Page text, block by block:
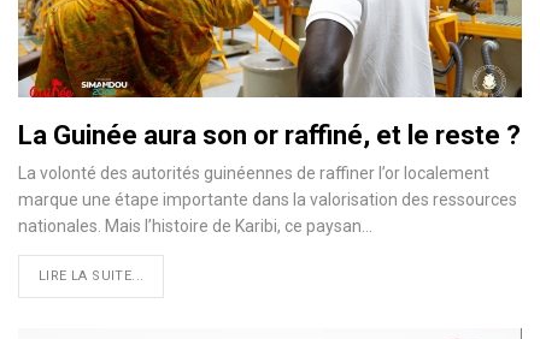
La Guinée aura son or raffiné, et le reste ?
La volonté des autorités guinéennes de raffiner l’or localement
marque une étape importante dans la valorisation des ressources
nationales. Mais l’histoire de Karibi, ce paysan…
LIRE LA SUITE...